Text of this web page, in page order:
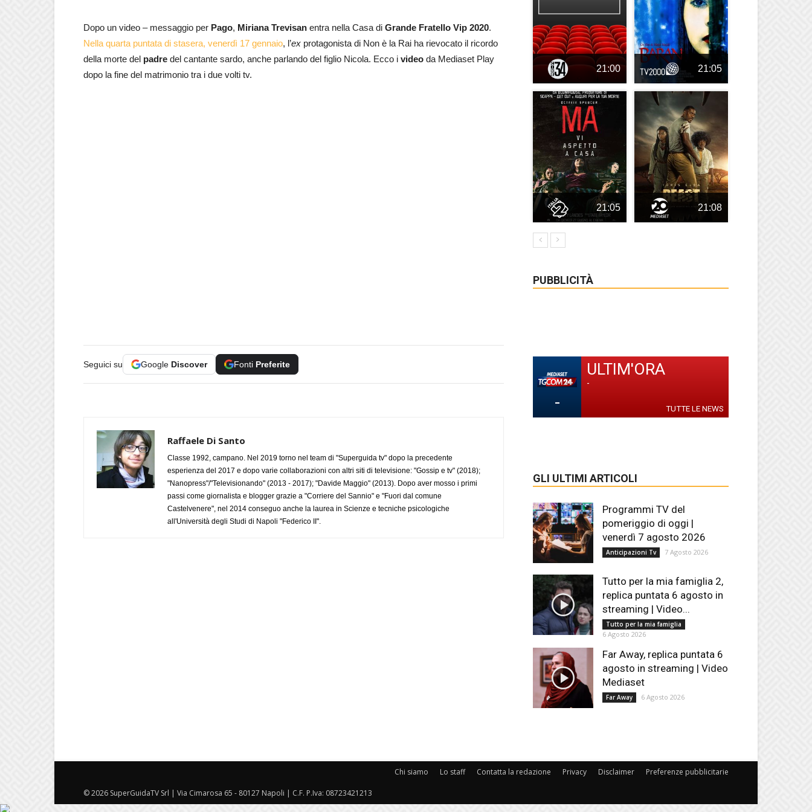
Dopo un video – messaggio per Pago, Miriana Trevisan entra nella Casa di Grande Fratello Vip 2020.
Nella quarta puntata di stasera, venerdì 17 gennaio, l’ex protagonista di Non è la Rai ha rievocato il ricordo
della morte del padre del cantante sardo, anche parlando del figlio Nicola. Ecco i video da Mediaset Play
dopo la fine del matrimonio tra i due volti tv.
Seguici su Google Discover Fonti Preferite
Raffaele Di Santo
Classe 1992, campano. Nel 2019 torno nel team di "Superguida tv" dopo la precedente
esperienza del 2017 e dopo varie collaborazioni con altri siti di televisione: "Gossip e tv" (2018);
"Nanopress"/"Televisionando" (2013 - 2017); "Davide Maggio" (2013). Dopo aver mosso i primi
passi come giornalista e blogger grazie a "Corriere del Sannio" e "Fuori dal comune
Castelvenere", nel 2014 conseguo anche la laurea in Scienze e tecniche psicologiche
all'Università degli Studi di Napoli "Federico II".
21:00 21:05
21:05 21:08
PUBBLICITÀ
-
ULTIM'ORA
-
TUTTE LE NEWS
GLI ULTIMI ARTICOLI
Programmi TV del
pomeriggio di oggi |
venerdì 7 agosto 2026
Anticipazioni Tv 7 Agosto 2026
Tutto per la mia famiglia 2,
replica puntata 6 agosto in
streaming | Video...
Tutto per la mia famiglia
6 Agosto 2026
Far Away, replica puntata 6
agosto in streaming | Video
Mediaset
Far Away 6 Agosto 2026
Chi siamo Lo staff Contatta la redazione Privacy Disclaimer Preferenze pubblicitarie
© 2026 SuperGuidaTV Srl | Via Cimarosa 65 - 80127 Napoli | C.F. P.Iva: 08723421213